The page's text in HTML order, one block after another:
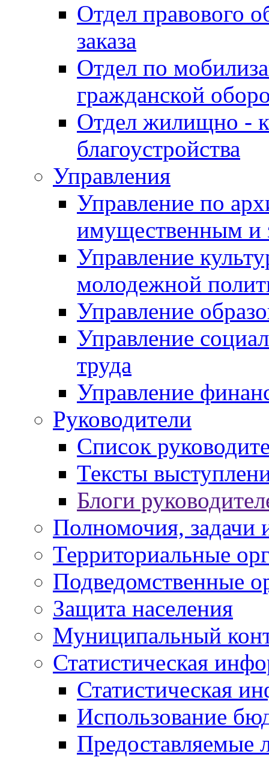
Отдел правового
заказа
Отдел по
гражданской
Отдел жилищно -
благоустройства
Управления
Управление по
имущественным и
Управление
молодежной
Управление
Управление
труда
Управление
Руководители
Список
Тексты
Блоги
Полномочия, задачи
Территориальные
Подведомственные
Защита населения
Муниципальный
Статистическая
Статистическая
Использование
Предоставляемые